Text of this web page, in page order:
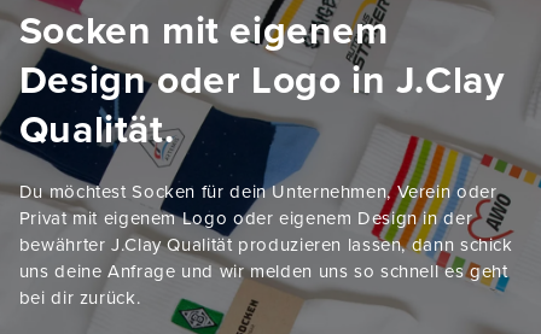
Socken mit eigenem
Design oder Logo in J.Clay
Qualität.
Du möchtest Socken für dein Unternehmen, Verein oder
Privat mit eigenem Logo oder eigenem Design in der
bewährter J.Clay Qualität produzieren lassen, dann schick
uns deine Anfrage und wir melden uns so schnell es geht
bei dir zurück.